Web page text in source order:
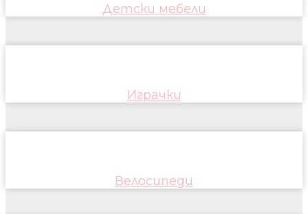
Детски мебели
Играчки
Велосипеди